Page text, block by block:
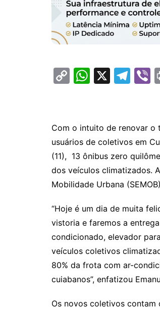
C
y
Li
n
k
W
s
A
p
p
X
T
gr
a
m
Com o intuito de renovar o
usuários de coletivos em
(11), 13 ônibus zero
dos veículos climatizados.
Mobilidade Urbana
“Hoje é um dia de muita
vistoria e faremos a
condicionado, elevador
veículos coletivos
80% da frota com ar-
cuiabanos”, enfatizou
Os novos coletivos